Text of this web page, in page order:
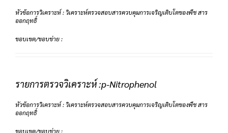
หัวข้อการวิเคราะห์ : วิเคราะห์ตรวจสอบสารควบคุมการเจริญเติบโตของพืช สาร
ออกฤทธิ์
ขอบเขต/ขอบข่าย :
รายการตรวจวิเคราะห์ :p-Nitrophenol
หัวข้อการวิเคราะห์ : วิเคราะห์ตรวจสอบสารควบคุมการเจริญเติบโตของพืช สาร
ออกฤทธิ์
ขอบเขต/ขอบข่าย :